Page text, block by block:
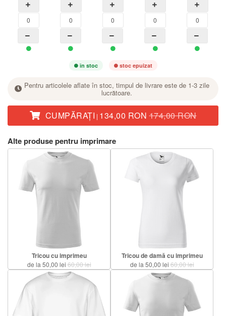
în stoc stoc epuizat
Pentru articolele aflate în stoc, timpul de livrare este de 1-3 zile
lucrătoare.
CUMPĂRAŢI | 134,00 RON174,00 RON
Alte produse pentru imprimare
Tricou cu imprimeu
de la 50,00 lei60,00 lei
Tricou de damă cu imprimeu
de la 50,00 lei60,00 lei